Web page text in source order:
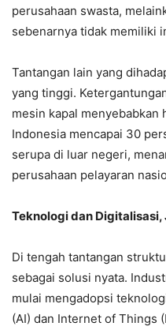
perusahaan swasta,
sebenarnya tidak memiliki
Tantangan lain yang
yang tinggi.
mesin kapal menyebabkan
Indonesia mencapai 30
serupa di luar negeri,
perusahaan pelayaran
Teknologi dan
Di tengah tantangan
sebagai solusi nyata.
mulai mengadopsi
(AI) dan Internet of Things